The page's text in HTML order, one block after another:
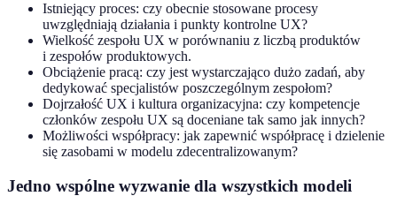
Istniejący proces: czy obecnie stosowane procesy
uwzględniają działania i punkty kontrolne UX?
Wielkość zespołu UX w porównaniu z liczbą produktów
i zespołów produktowych.
Obciążenie pracą: czy jest wystarczająco dużo zadań, aby
dedykować specjalistów poszczególnym zespołom?
Dojrzałość UX i kultura organizacyjna: czy kompetencje
członków zespołu UX są doceniane tak samo jak innych?
Możliwości współpracy: jak zapewnić współpracę i dzielenie
się zasobami w modelu zdecentralizowanym?
Jedno wspólne wyzwanie dla wszystkich modeli